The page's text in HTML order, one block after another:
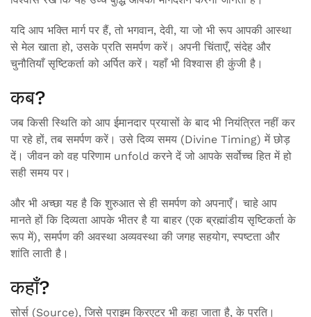
यदि आप भक्ति मार्ग पर हैं, तो भगवान, देवी, या जो भी रूप आपकी आस्था
से मेल खाता हो, उसके प्रति समर्पण करें। अपनी चिंताएँ, संदेह और
चुनौतियाँ सृष्टिकर्ता को अर्पित करें। यहाँ भी विश्वास ही कुंजी है।
कब?
जब किसी स्थिति को आप ईमानदार प्रयासों के बाद भी नियंत्रित नहीं कर
पा रहे हों, तब समर्पण करें। उसे दिव्य समय (Divine Timing) में छोड़
दें। जीवन को वह परिणाम unfold करने दें जो आपके सर्वोच्च हित में हो
सही समय पर।
और भी अच्छा यह है कि शुरुआत से ही समर्पण को अपनाएँ। चाहे आप
मानते हों कि दिव्यता आपके भीतर है या बाहर (एक ब्रह्मांडीय सृष्टिकर्ता के
रूप में), समर्पण की अवस्था अव्यवस्था की जगह सहयोग, स्पष्टता और
शांति लाती है।
कहाँ?
सोर्स (Source), जिसे प्राइम क्रिएटर भी कहा जाता है, के प्रति।